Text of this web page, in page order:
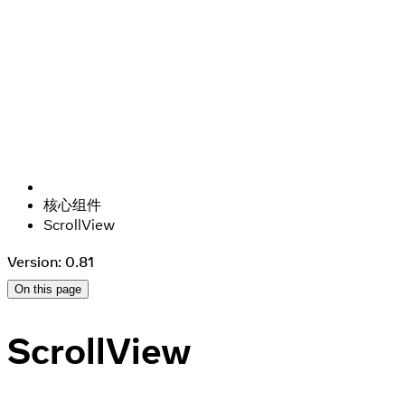
核心组件
ScrollView
Version: 0.81
On this page
ScrollView